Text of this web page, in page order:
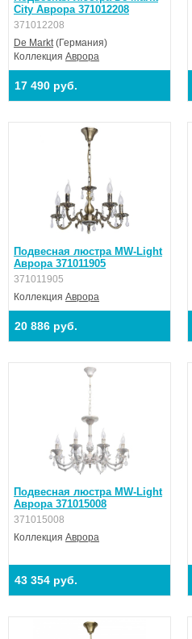
City Аврора 371012208
371012208
De Markt(Германия)
Коллекция Аврора
17 490 руб.
Подвесная люстра MW-Light
Аврора 371011905
371011905
Коллекция Аврора
20 886 руб.
Подвесная люстра MW-Light
Аврора 371015008
371015008
Коллекция Аврора
43 354 руб.